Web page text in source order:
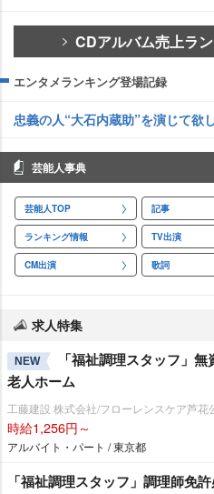
CDアルバム売上ラ
エンタメランキング登場記録
忠義の人“大石内蔵助”を演じて欲
芸能人事典
芸能人TOP 記事
ランキング情報 TV出演
CM出演 歌詞
求人特集
NEW
「福祉調理スタッフ」
老人ホーム
工藤建設 株式会社/フローレンスケア芦花
時給1,256円～
アルバイト・パート / 東京都
「福祉調理スタッフ」調理師免